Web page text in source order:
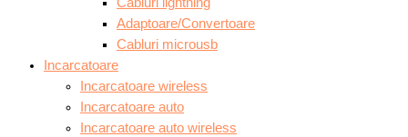
Adaptoare/Convertoare
Cabluri microusb
Incarcatoare
Incarcatoare wireless
Incarcatoare auto
Incarcatoare auto wireless